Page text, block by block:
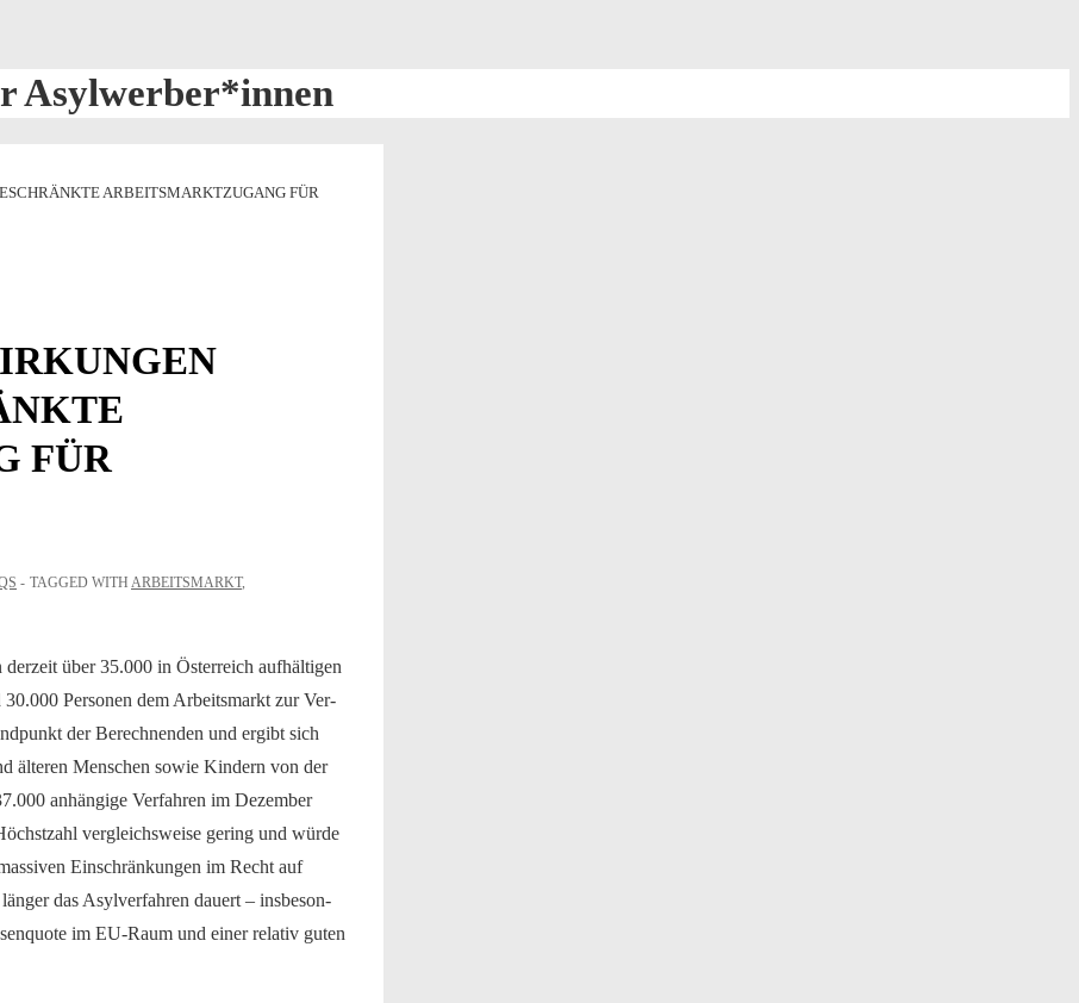
Asylwerber*innen
ARBEITSMARKTZUGANG FÜR
FÜR
TAGGED WITH ARBEITSMARKT,
über 35.000 in Öster­re­ich aufhälti­gen
Per­so­n­en dem Arbeits­markt zur Ver­
der Berech­nen­den und ergibt sich
älteren Men­schen sowie Kindern von der
anhängige Ver­fahren im Dezem­ber
ver­gle­ich­sweise ger­ing und würde
Ein­schränkun­gen im Recht auf
das Asylver­fahren dauert – ins­beson­
im EU-Raum und ein­er rel­a­tiv guten